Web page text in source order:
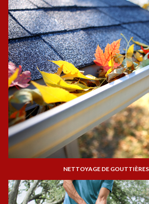
NETTOYAGE DE